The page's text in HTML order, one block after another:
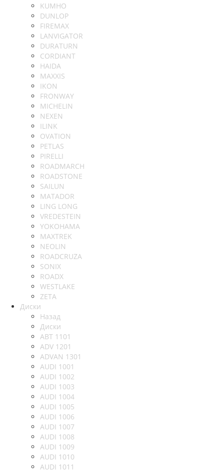
KUMHO
DUNLOP
FIREMAX
LANVIGATOR
DURATURN
CORDIANT
HAIDA
MAXXIS
IKON
FRONWAY
MICHELIN
NEXEN
ILINK
OVATION
PETLAS
PIRELLI
ROADMARCH
ROADSTONE
SAILUN
MATADOR
LING LONG
VREDESTEIN
YOKOHAMA
MAXTREK
NEOLIN
ROADCRUZA
SONIX
ROADX
WESTLAKE
ZETA
Диски
Назад
Диски
ABT 1101
ADV 1201
ADVAN 1301
AUDI 1001
AUDI 1002
AUDI 1003
AUDI 1004
AUDI 1005
AUDI 1006
AUDI 1007
AUDI 1008
AUDI 1009
AUDI 1010
AUDI 1011